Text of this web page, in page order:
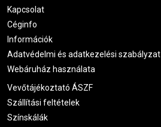
Kapcsolat
Céginfo
Információk
Adatvédelmi és adatkezelési szabályzat
Webáruház használata
Vevőtájékoztató ÁSZF
Szállítási feltételek
Színskálák